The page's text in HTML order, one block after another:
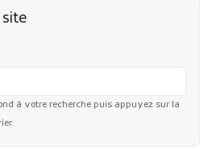
à votre recherche puis appuyez sur la